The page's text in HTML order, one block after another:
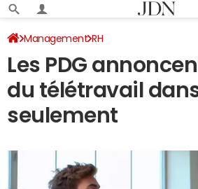
Management RH
Les PDG
du télétravail
seulement